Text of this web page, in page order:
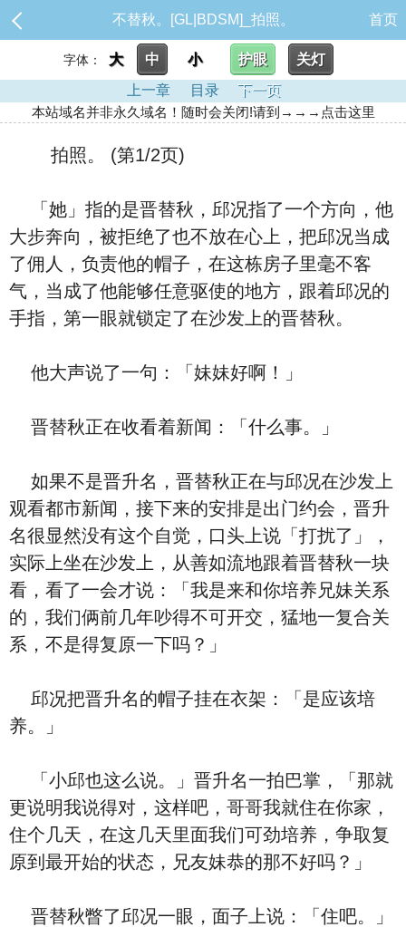
不替秋。[GL|BDSM]_拍照。 首页
字体： 大 中 小 护眼
关灯
上一章
目录
下一页
本站域名并非永久域名！随时会关闭!请到→→→点击这里
拍照。 (第1/2页)
「她」指的是晋替秋，邱况指了一个方向，他
大步奔向，被拒绝了也不放在心上，把邱况当成
了佣人，负责他的帽子，在这栋房子里毫不客
气，当成了他能够任意驱使的地方，跟着邱况的
手指，第一眼就锁定了在沙发上的晋替秋。
他大声说了一句：「妹妹好啊！」
晋替秋正在收看着新闻：「什么事。」
如果不是晋升名，晋替秋正在与邱况在沙发上
观看都市新闻，接下来的安排是出门约会，晋升
名很显然没有这个自觉，口头上说「打扰了」，
实际上坐在沙发上，从善如流地跟着晋替秋一块
看，看了一会才说：「我是来和你培养兄妹关系
的，我们俩前几年吵得不可开交，猛地一复合关
系，不是得复原一下吗？」
邱况把晋升名的帽子挂在衣架：「是应该培
养。」
「小邱也这么说。」晋升名一拍巴掌，「那就
更说明我说得对，这样吧，哥哥我就住在你家，
住个几天，在这几天里面我们可劲培养，争取复
原到最开始的状态，兄友妹恭的那不好吗？」
晋替秋瞥了邱况一眼，面子上说：「住吧。」